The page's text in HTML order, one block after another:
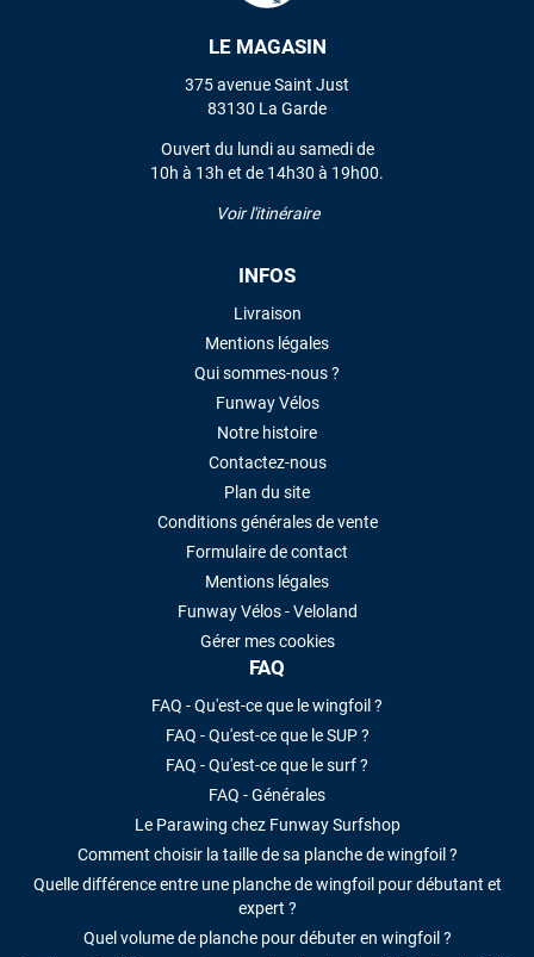
LE MAGASIN
375 avenue Saint Just
83130 La Garde
Ouvert du lundi au samedi de
10h à 13h et de 14h30 à 19h00.
Voir l'itinéraire
INFOS
Livraison
Mentions légales
Qui sommes-nous ?
Funway Vélos
Notre histoire
Contactez-nous
Plan du site
Conditions générales de vente
Formulaire de contact
Mentions légales
Funway Vélos - Veloland
Gérer mes cookies
FAQ
FAQ - Qu'est-ce que le wingfoil ?
FAQ - Qu'est-ce que le SUP ?
FAQ - Qu'est-ce que le surf ?
FAQ - Générales
Le Parawing chez Funway Surfshop
Comment choisir la taille de sa planche de wingfoil ?
Quelle différence entre une planche de wingfoil pour débutant et
expert ?
Quel volume de planche pour débuter en wingfoil ?
VOIR TOUS LES AVIS
LAISSER UN AVIS